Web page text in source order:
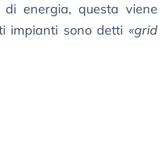
energia, questa viene
impianti sono detti «grid